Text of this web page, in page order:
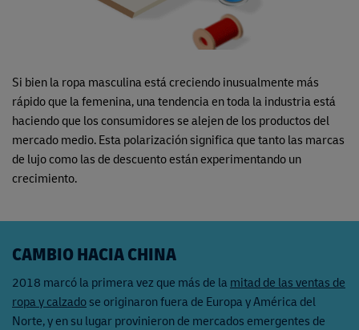
Si bien la ropa masculina está creciendo inusualmente más
rápido que la femenina, una tendencia en toda la industria está
haciendo que los consumidores se alejen de los productos del
mercado medio. Esta polarización significa que tanto las marcas
de lujo como las de descuento están experimentando un
crecimiento.
CAMBIO HACIA CHINA
2018 marcó la primera vez que más de la mitad de las ventas de
ropa y calzado se originaron fuera de Europa y América del
Norte, y en su lugar provinieron de mercados emergentes de